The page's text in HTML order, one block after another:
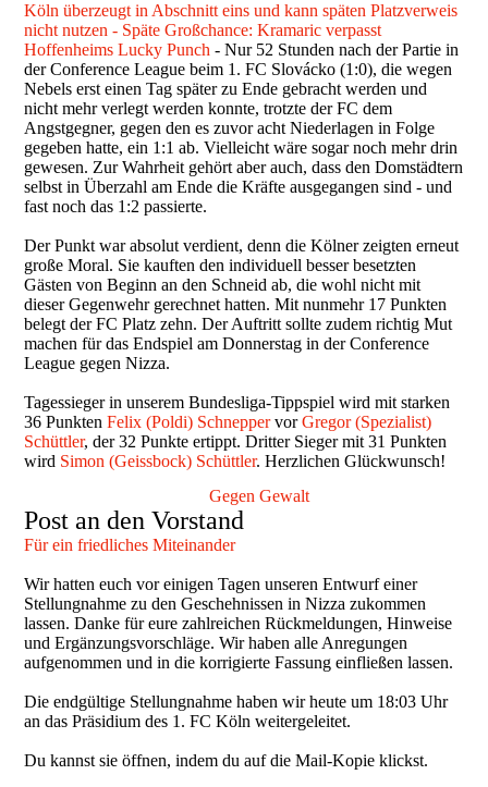
Köln überzeugt in Abschnitt eins und kann späten Platzverweis
nicht nutzen - Späte Großchance: Kramaric verpasst
Hoffenheims Lucky Punch- Nur 52 Stunden nach der Partie in
der Conference League beim 1. FC Slovácko (1:0), die wegen
Nebels erst einen Tag später zu Ende gebracht werden und
nicht mehr verlegt werden konnte, trotzte der FC dem
Angstgegner, gegen den es zuvor acht Niederlagen in Folge
gegeben hatte, ein 1:1 ab. Vielleicht wäre sogar noch mehr drin
gewesen. Zur Wahrheit gehört aber auch, dass den Domstädtern
selbst in Überzahl am Ende die Kräfte ausgegangen sind - und
fast noch das 1:2 passierte.
Der Punkt war absolut verdient, denn die Kölner zeigten erneut
große Moral. Sie kauften den individuell besser besetzten
Gästen von Beginn an den Schneid ab, die wohl nicht mit
dieser Gegenwehr gerechnet hatten. Mit nunmehr 17 Punkten
belegt der FC Platz zehn. Der Auftritt sollte zudem richtig Mut
machen für das Endspiel am Donnerstag in der Conference
League gegen Nizza.
Tagessieger in unserem Bundesliga-Tippspiel wird mit starken
36 PunktenFelix (Poldi) SchneppervorGregor (Spezialist)
Schüttler, der 32 Punkte ertippt. Dritter Sieger mit 31 Punkten
wird Simon (Geissbock) Schüttler. Herzlichen Glückwunsch!
Gegen Gewalt
Post an den Vorstand
Für ein friedliches Miteinander
Wir hatten euch vor einigen Tagen unseren Entwurf einer
Stellungnahme zu den Geschehnissen in Nizza zukommen
lassen. Danke für eure zahlreichen Rückmeldungen, Hinweise
und Ergänzungsvorschläge. Wir haben alle Anregungen
aufgenommen und in die korrigierte Fassung einfließen lassen.
Die endgültige Stellungnahme haben wir heute um 18:03 Uhr
an das Präsidium des 1. FC Köln weitergeleitet.
Du kannst sie öffnen, indem du auf die Mail-Kopie klickst.